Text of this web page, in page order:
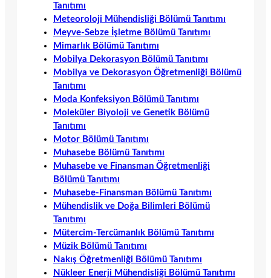
Tanıtımı
Meteoroloji Mühendisliği Bölümü Tanıtımı
Meyve-Sebze İşletme Bölümü Tanıtımı
Mimarlık Bölümü Tanıtımı
Mobilya Dekorasyon Bölümü Tanıtımı
Mobilya ve Dekorasyon Öğretmenliği Bölümü
Tanıtımı
Moda Konfeksiyon Bölümü Tanıtımı
Moleküler Biyoloji ve Genetik Bölümü
Tanıtımı
Motor Bölümü Tanıtımı
Muhasebe Bölümü Tanıtımı
Muhasebe ve Finansman Öğretmenliği
Bölümü Tanıtımı
Muhasebe-Finansman Bölümü Tanıtımı
Mühendislik ve Doğa Bilimleri Bölümü
Tanıtımı
Mütercim-Tercümanlık Bölümü Tanıtımı
Müzik Bölümü Tanıtımı
Nakış Öğretmenliği Bölümü Tanıtımı
Nükleer Enerji Mühendisliği Bölümü Tanıtımı